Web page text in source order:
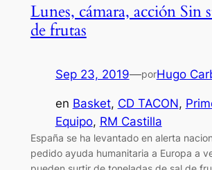
Lunes, cámara, acción Sin
de frutas
Sep 23, 2019—porHugo
en Basket, CD TACON,
Equipo, RM Castilla
España se ha levantado en alerta
pedido ayuda humanitaria a Europa a